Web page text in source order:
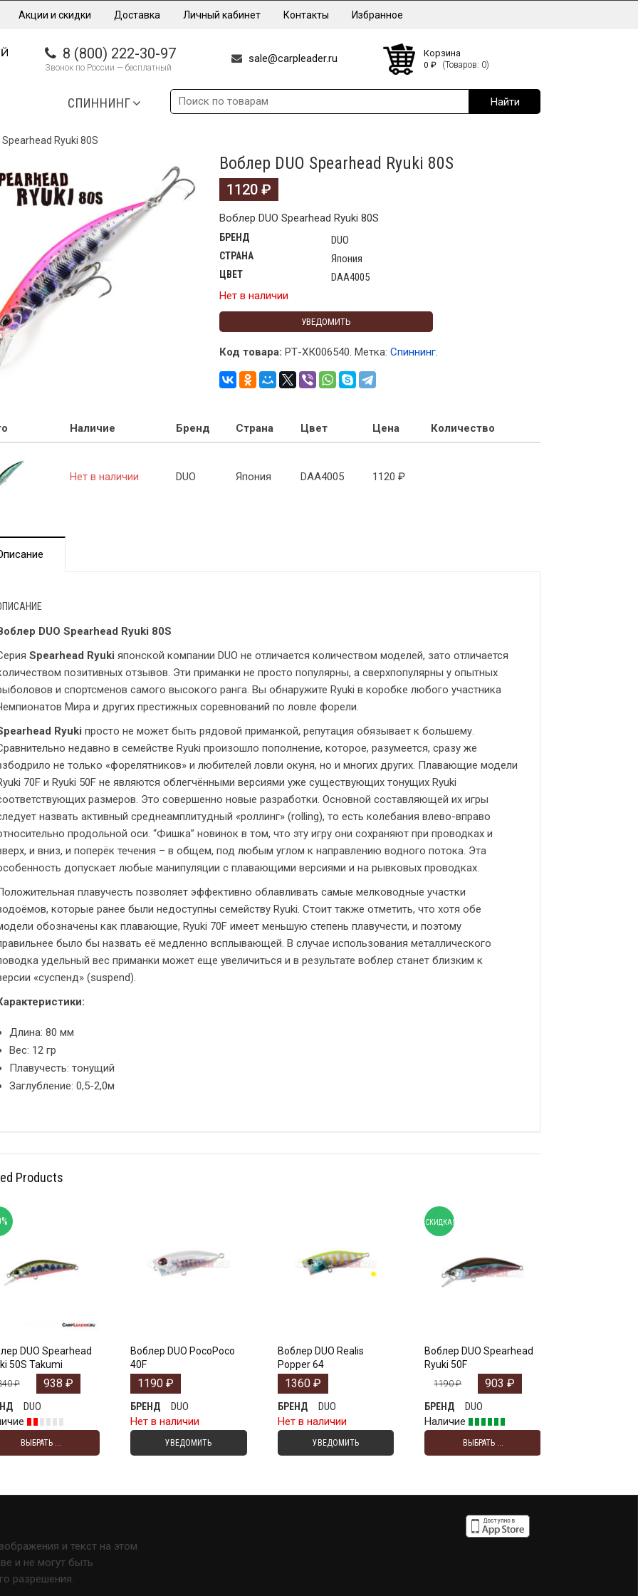
Акции и скидки Доставка Личный кабинет Контакты Избранное
8 (800) 222-30-97
Звонок по России — бесплатный
sale@carpleader.ru Корзина
0 ₽ (Товаров: 0)
СПИННИНГ
Ryuki 80S
Воблер DUO Spearhead Ryuki 80S
1120 ₽
Воблер DUO Spearhead Ryuki 80S
БРЕНД DUO
СТРАНА Япония
ЦВЕТ
DAA4005
Нет в наличии
УВЕДОМИТЬ
Код товара: РТ-ХК006540. Метка: Спиннинг.
Наличие Бренд Страна Цвет Цена Количество
Нет в наличии DUO Япония DAA4005 1120 ₽
DUO Spearhead Ryuki 80S
Spearhead Ryuki японской компании DUO не отличается количеством моделей, зато отличается
позитивных отзывов. Эти приманки не просто популярны, а сверхпопулярны у опытных
и спортсменов самого высокого ранга. Вы обнаружите Ryuki в коробке любого участника
Мира и других престижных соревнований по ловле форели.
Ryuki просто не может быть рядовой приманкой, репутация обязывает к большему.
недавно в семействе Ryuki произошло пополнение, которое, разумеется, сразу же
не только «форелятников» и любителей ловли окуня, но и многих других. Плавающие модели
70F и Ryuki 50F не являются облегчёнными версиями уже существующих тонущих Ryuki
размеров. Это совершенно новые разработки. Основной составляющей их игры
назвать активный среднеамплитудный «роллинг» (rolling), то есть колебания влево-вправо
продольной оси. “Фишка” новинок в том, что эту игру они сохраняют при проводках и
и вниз, и поперёк течения – в общем, под любым углом к направлению водного потока. Эта
допускает любые манипуляции с плавающими версиями и на рывковых проводках.
плавучесть позволяет эффективно облавливать самые мелководные участки
которые ранее были недоступны семейству Ryuki. Стоит также отметить, что хотя обе
обозначены как плавающие, Ryuki 70F имеет меньшую степень плавучести, и поэтому
было бы назвать её медленно всплывающей. В случае использования металлического
удельный вес приманки может еще увеличиться и в результате воблер станет близким к
«суспенд» (suspend).
Длина: 80 мм
Вес: 12 гр
Плавучесть: тонущий
Заглубление: 0,5-2,0м
Products
DUO Spearhead
50S Takumi
₽ 938 ₽
DUO
ВЫБРАТЬ ...
Воблер DUO PocoPoco
40F
1190 ₽
БРЕНД
DUO
Нет в наличии
УВЕДОМИТЬ
Воблер DUO Realis
Popper 64
1360 ₽
БРЕНД
DUO
Нет в наличии
УВЕДОМИТЬ
Воблер DUO Spearhead
Ryuki 50F
1190₽ 903₽
БРЕНД
DUO
Наличие
ВЫБРАТЬ ...
СКИДКА!
и текст на этом
и не могут быть
разрешения.